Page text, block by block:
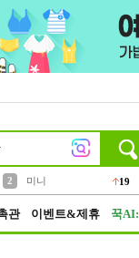
3
키링
19
관 이벤트&제휴 꾹AI: